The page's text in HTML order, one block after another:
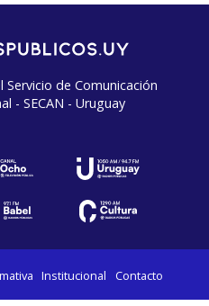
de Comunicación
- SECAN - Uruguay
Institucional Contacto